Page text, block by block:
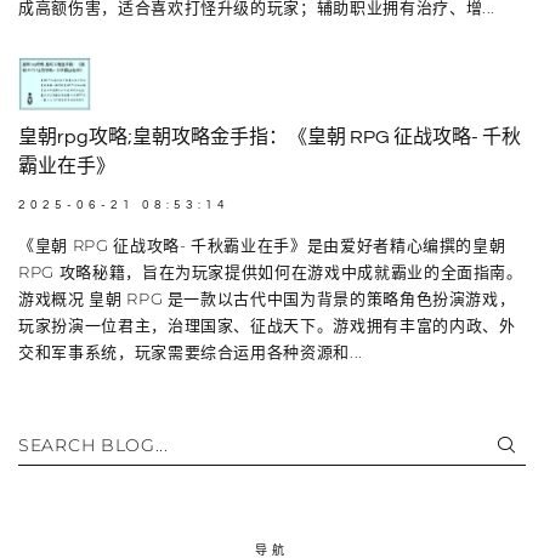
成高额伤害，适合喜欢打怪升级的玩家；辅助职业拥有治疗、增...
皇朝rpg攻略;皇朝攻略金手指：《皇朝 RPG 征战攻略- 千秋
霸业在手》
2025-06-21 08:53:14
《皇朝 RPG 征战攻略- 千秋霸业在手》是由爱好者精心编撰的皇朝
RPG 攻略秘籍，旨在为玩家提供如何在游戏中成就霸业的全面指南。
游戏概况 皇朝 RPG 是一款以古代中国为背景的策略角色扮演游戏，
玩家扮演一位君主，治理国家、征战天下。游戏拥有丰富的内政、外
交和军事系统，玩家需要综合运用各种资源和...
SEARCH BLOG...
导航